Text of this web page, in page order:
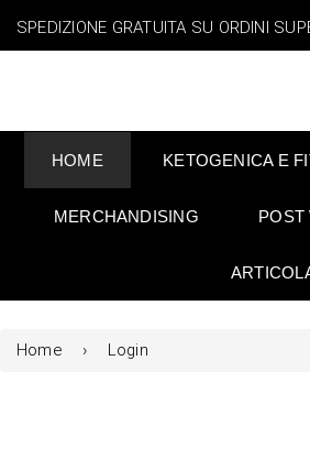
SPEDIZIONE GRATUITA SU ORDINI
HOME KETOGENICA E
MERCHANDISING POST
Home › Login